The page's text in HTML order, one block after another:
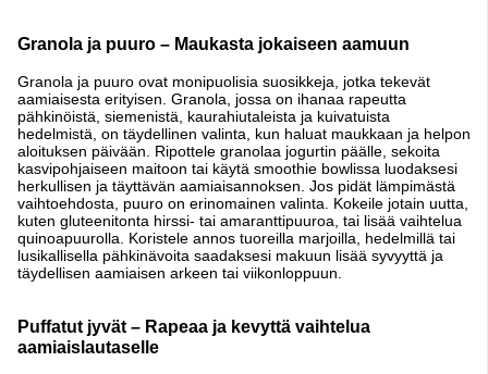
Granola ja puuro – Maukasta jokaiseen aamuun
Granola ja puuro ovat monipuolisia suosikkeja, jotka tekevät
aamiaisesta erityisen. Granola, jossa on ihanaa rapeutta
pähkinöistä, siemenistä, kaurahiutaleista ja kuivatuista
hedelmistä, on täydellinen valinta, kun haluat maukkaan ja helpon
aloituksen päivään. Ripottele granolaa jogurtin päälle, sekoita
kasvipohjaiseen maitoon tai käytä smoothie bowlissa luodaksesi
herkullisen ja täyttävän aamiaisannoksen. Jos pidät lämpimästä
vaihtoehdosta, puuro on erinomainen valinta. Kokeile jotain uutta,
kuten gluteenitonta hirssi- tai amaranttipuuroa, tai lisää vaihtelua
quinoapuurolla. Koristele annos tuoreilla marjoilla, hedelmillä tai
lusikallisella pähkinävoita saadaksesi makuun lisää syvyyttä ja
täydellisen aamiaisen arkeen tai viikonloppuun.
Puffatut jyvät – Rapeaa ja kevyttä vaihtelua
aamiaislautaselle